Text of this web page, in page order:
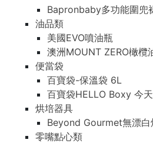
Bapronbaby多功能圍兜
油品類
美國EVO噴油瓶
澳洲MOUNT ZERO橄欖
便當袋
百寶袋-保溫袋 6L
百寶袋HELLO Boxy 今
烘培器具
Beyond Gourmet無漂白
零嘴點心類